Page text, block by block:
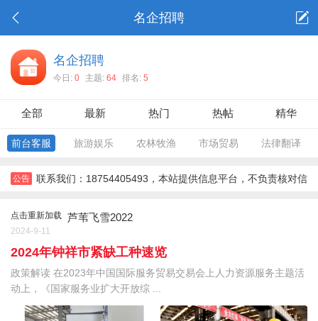
名企招聘
名企招聘
今日: 0 主题: 64 排名: 5
全部 最新 热门 热帖 精华
前台客服 旅游娱乐 农林牧渔 市场贸易 法律翻译
公告 联系我们：18754405493，本站提供信息平台，不负责核对信
点击重新加载 芦苇飞雪2022
2024-9-11
2024年钟祥市紧缺工种速览
政策解读 在2023年中国国际服务贸易交易会上人力资源服务主题活
动上，《国家服务业扩大开放综 ...